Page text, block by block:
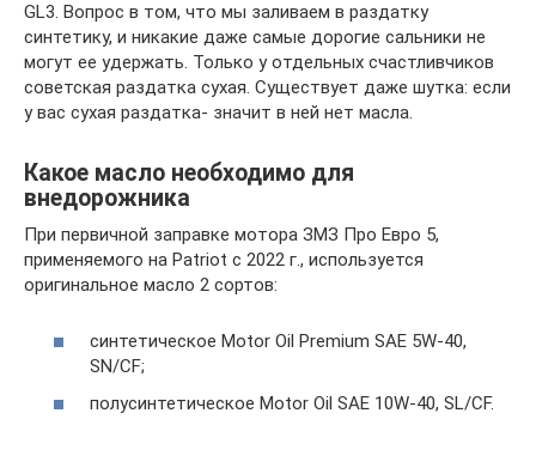
GL3. Вопрос в том, что мы заливаем в раздатку
синтетику, и никакие даже самые дорогие сальники не
могут ее удержать. Только у отдельных счастливчиков
советская раздатка сухая. Существует даже шутка: если
у вас сухая раздатка- значит в ней нет масла.
Какое масло необходимо для
внедорожника
При первичной заправке мотора ЗМЗ Про Евро 5,
применяемого на Patriot с 2022 г., используется
оригинальное масло 2 сортов:
синтетическое Motor Oil Premium SAE 5W-40,
SN/CF;
полусинтетическое Motor Oil SAE 10W-40, SL/CF.